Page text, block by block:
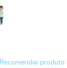
Recomendar produto